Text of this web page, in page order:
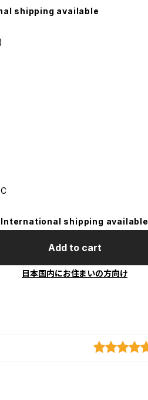
shipping available
International shipping available
Add to cart
日本国内にお住まいの方向け